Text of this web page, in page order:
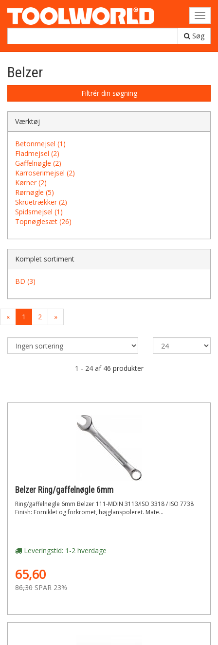
Søg
Belzer
Filtrér din søgning
Værktøj
Betonmejsel (1)
Fladmejsel (2)
Gaffelnøgle (2)
Karroserimejsel (2)
Kørner (2)
Rørnøgle (5)
Skruetrækker (2)
Spidsmejsel (1)
Topnøglesæt (26)
Komplet sortiment
BD (3)
« 1 2 »
1 - 24 af 46 produkter
Belzer Ring/gaffelnøgle 6mm
Ring/gaffelnøgle 6mm Belzer 111-MDIN 3113/ISO 3318 / ISO 7738
Finish: Forniklet og forkromet, højglanspoleret. Mate...
Leveringstid: 1-2 hverdage
65,60
86,30 SPAR 23%